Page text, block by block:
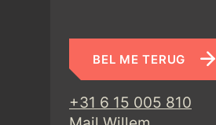
BEL ME TERUG
+31 6 15 005 810